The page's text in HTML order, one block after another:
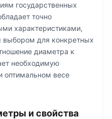
государственных
точно
характеристиками,
выбором для конкретных
диаметра к
необходимую
оптимальном весе
и свойства